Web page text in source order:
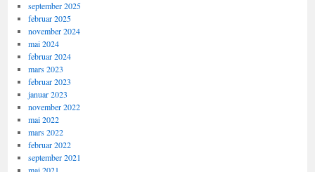
september 2025
februar 2025
november 2024
mai 2024
februar 2024
mars 2023
februar 2023
januar 2023
november 2022
mai 2022
mars 2022
februar 2022
september 2021